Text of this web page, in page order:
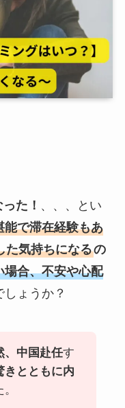
た！ 、、、とい
能で滞在経験もあ
た気持ちになるの
場合、不安や心配
ょうか？
、中国赴任す
きとともに内